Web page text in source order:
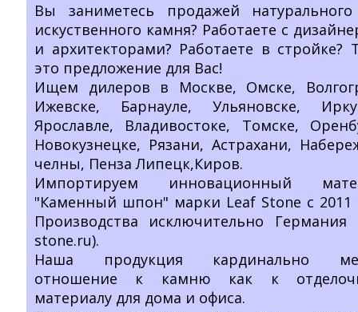
Вы заниметесь продажей
искуственного камня? Работаете с
и архитекторами? Работаете в стройке?
это предложение для Вас!
Ищем дилеров в Москве, Омске,
Ижевске, Барнауле, Ульяновске,
Ярославле, Владивостоке, Томске,
Новокузнецке, Рязани, Астрахани,
челны, Пенза Липецк,Киров.
Импортируем инновационный
"Каменный шпон" марки Leaf Stone с 2011
Производства исключительно Германия
stone.ru).
Наша продукция кардинально
отношение к камню как к
материалу для дома и офиса.